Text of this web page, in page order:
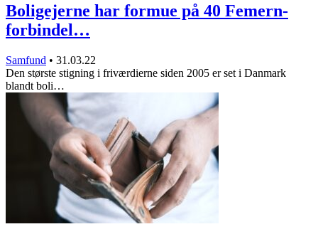
Boligejerne har formue på 40 Femern-
forbindel…
Samfund • 31.03.22
Den største stigning i friværdierne siden 2005 er set i Danmark
blandt boli…